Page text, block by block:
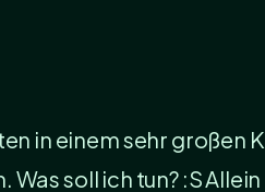
in einem sehr großen
soll ich tun? :S